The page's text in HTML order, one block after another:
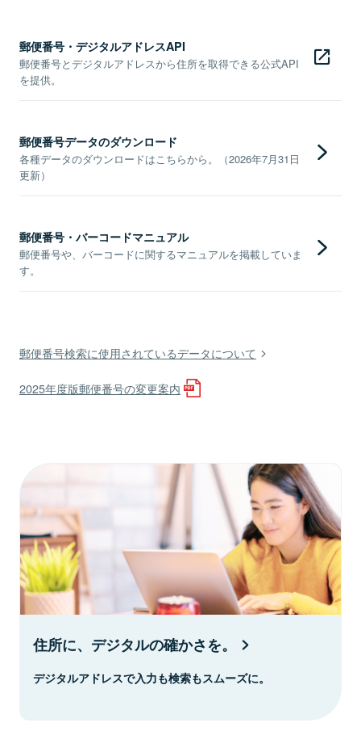
郵便番号・デジタルアドレスAPI
郵便番号とデジタルアドレスから住所を取得できる公式API
を提供。
郵便番号データのダウンロード
各種データのダウンロードはこちらから。（2026年7月31日
更新）
郵便番号・バーコードマニュアル
郵便番号や、バーコードに関するマニュアルを掲載していま
す。
郵便番号検索に使用されているデータについて
2025年度版郵便番号の変更案内
住所に、デジタルの確かさを。
デジタルアドレスで入力も検索もスムーズに。